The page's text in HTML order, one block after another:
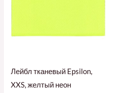
Лейбл тканевый Epsilon,
XXS, желтый неон